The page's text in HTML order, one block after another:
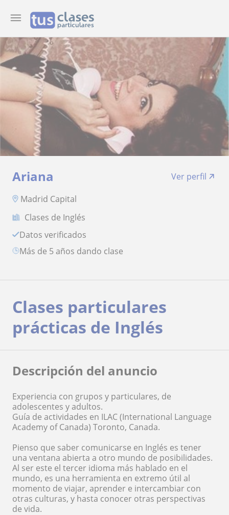
Ariana
Ver perfil
Madrid Capital
Clases de Inglés
Datos verificados
más de 5 años dando clase
Clases particulares
prácticas de Inglés
Descripción del anuncio
Experiencia con grupos y particulares, de
adolescentes y adultos.
Guía de actividades en ILAC (International Language
Academy of Canada) Toronto, Canada.
Pienso que saber comunicarse en Inglés es tener
una ventana abierta a otro mundo de posibilidades.
Al ser este el tercer idioma más hablado en el
mundo, es una herramienta en extremo útil al
momento de viajar, aprender e intercambiar con
otras culturas, y hasta conocer otras perspectivas
de vida.